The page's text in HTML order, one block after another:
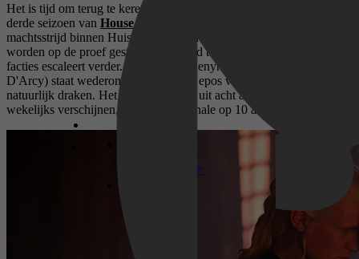
Disney+
Het is tijd om terug te keren naar Westeros! In het gloednieuwe
derde seizoen van House of the Dragon
machtsstrijd binnen Huis Targaryen in alle hevigheid los. Allianties
worden op de proef gesteld en de strijd tussen de rivaliserende
facties escaleert verder. Koningin Rhaenyra Targaryen (Emma
D'Arcy) staat wederom centraal in dit epos vol loyaliteit, verraad en
natuurlijk draken. Het seizoen bestaat uit acht afleveringen die
wekelijks verschijnen, met de grote finale op 10 augustus.